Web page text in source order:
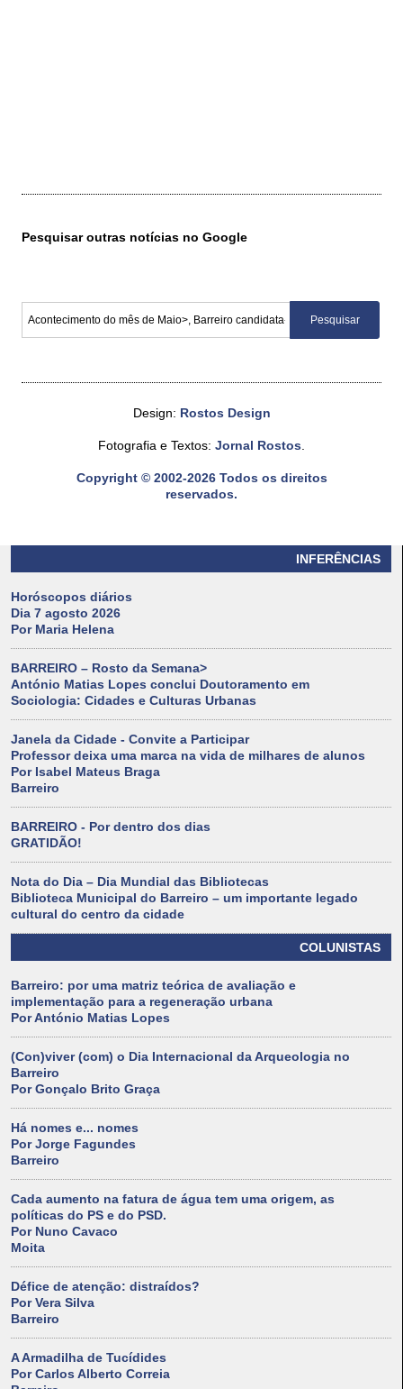
INFERÊNCIAS
Horóscopos diários
Dia 7 agosto 2026
Por Maria Helena
BARREIRO – Rosto da Semana>
António Matias Lopes conclui Doutoramento em
Sociologia: Cidades e Culturas Urbanas
Janela da Cidade - Convite a Participar
Professor deixa uma marca na vida de milhares de alunos
Por Isabel Mateus Braga
Barreiro
BARREIRO - Por dentro dos dias
GRATIDÃO!
Nota do Dia – Dia Mundial das Bibliotecas
Biblioteca Municipal do Barreiro – um importante legado
cultural do centro da cidade
COLUNISTAS
Barreiro: por uma matriz teórica de avaliação e
implementação para a regeneração urbana
Por António Matias Lopes
(Con)viver (com) o Dia Internacional da Arqueologia no
Barreiro
Por Gonçalo Brito Graça
Há nomes e... nomes
Por Jorge Fagundes
Barreiro
Cada aumento na fatura de água tem uma origem, as
políticas do PS e do PSD.
Por Nuno Cavaco
Moita
Défice de atenção: distraídos?
Por Vera Silva
Barreiro
A Armadilha de Tucídides
Por Carlos Alberto Correia
Pesquisar outras notícias no Google
Design: Rostos Design
Fotografia e Textos: Jornal Rostos.
Copyright © 2002-2026 Todos os direitos
reservados.